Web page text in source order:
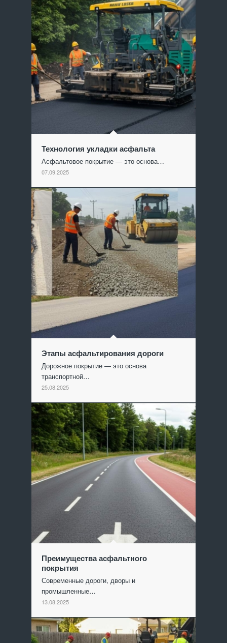
Технология укладки асфальта
Асфальтовое покрытие — это основа…
07.09.2025
Этапы асфальтирования дороги
Дорожное покрытие — это основа
транспортной…
25.08.2025
Преимущества асфальтного
покрытия
Современные дороги, дворы и
промышленные…
13.08.2025